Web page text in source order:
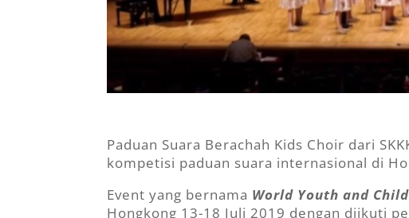
Paduan Suara Berachah Kids Choir dari
kompetisi paduan suara internasional di
Event yang bernama World Youth and
Hongkong 13-18 Juli 2019 dengan diikuti